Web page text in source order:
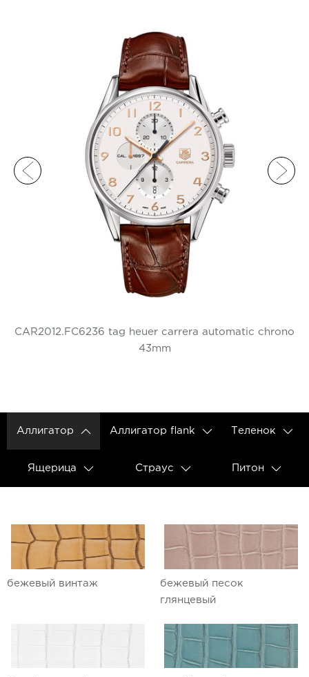
CAR2012.FC6236 tag heuer carrera automatic chrono
43mm
Аллигатор Аллигатор flank Теленок
Ящерица Страус Питон
бежевый винтаж
бежевый песок
глянцевый